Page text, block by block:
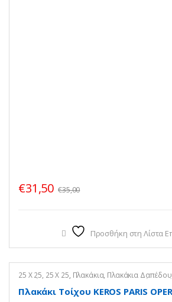
€31,50 €35,00
Προσθήκη στη Λίστα
25 X 25, 25 X 25, Πλακάκια, Πλακάκια Δαπέδου
Πλακάκια Κουζίνας Vintage Mix Πλακάκια
Πλακάκι Τοίχου KEROS PARIS